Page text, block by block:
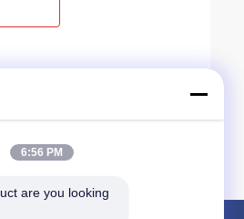
6:56 PM
are you looking